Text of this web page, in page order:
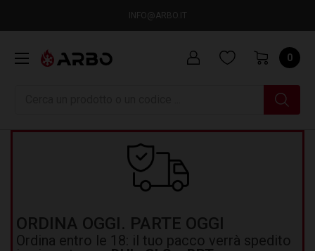
INFO@ARBO.IT
0
ORDINA OGGI. PARTE OGGI
Ordina entro le 18: il tuo pacco verrà spedito